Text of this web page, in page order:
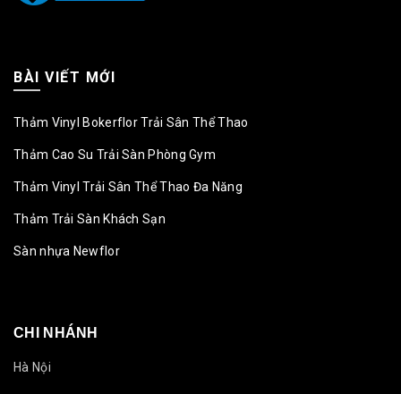
BÀI VIẾT MỚI
Thảm Vinyl Bokerflor Trải Sân Thể Thao
Thảm Cao Su Trải Sàn Phòng Gym
Thảm Vinyl Trải Sân Thể Thao Đa Năng
Thảm Trải Sàn Khách Sạn
Sàn nhựa Newflor
CHI NHÁNH
Hà Nội